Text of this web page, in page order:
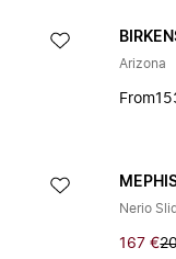
Arizona
From
Nerio
167 €